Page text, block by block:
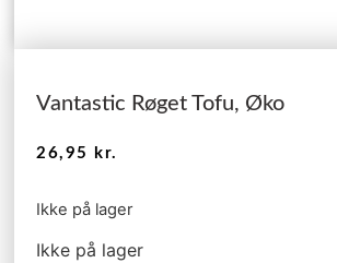
Vantastic Røget Tofu, Øko
26,95 kr.
Ikke på lager
Ikke på lager